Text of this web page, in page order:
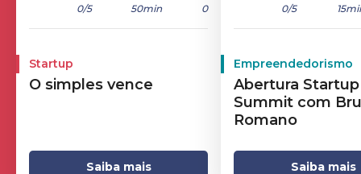
0/5 50min 0
Startup
O simples vence
Saiba mais
0/5
Empreendedorismo
Abertura Startup
Summit com
Romano
Saiba mais